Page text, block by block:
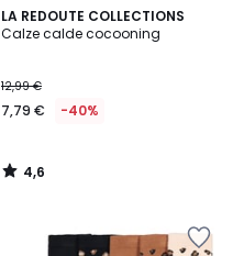
LA REDOUTE COLLECTIONS
Calze calde cocooning
12,99 €
7,79 € -40%
4,6
/ 5
4,6
/